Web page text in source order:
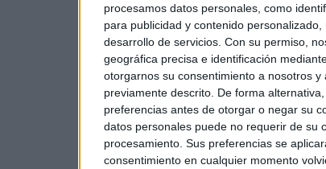
procesamos datos personales, como
para publicidad y contenido
desarrollo de servicios. Con su permiso,
geográfica precisa e identificación
otorgarnos su consentimiento a nosotros
previamente descrito. De forma
preferencias antes de otorgar o negar su
datos personales puede no requerir de su
procesamiento. Sus preferencias se
consentimiento en cualquier momento